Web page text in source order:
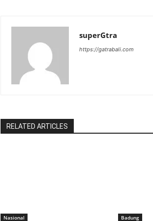
superGtra
https://gatrabali.com
RELATED ARTICLES
Nasional Badung